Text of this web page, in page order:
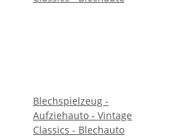
Blechspielzeug -
Aufziehauto - Vintage
Classics - Blechauto